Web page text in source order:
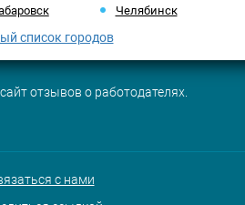
Челябинск
список городов
отзывов о работодателях.
с нами